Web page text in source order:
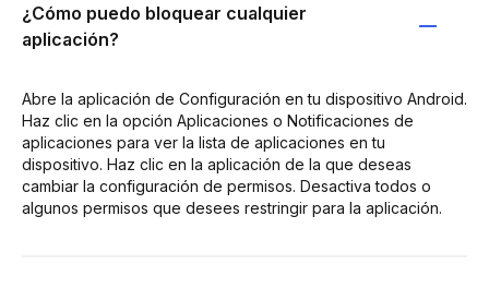
¿Cómo puedo bloquear cualquier
aplicación?
Abre la aplicación de Configuración en tu dispositivo Android.
Haz clic en la opción Aplicaciones o Notificaciones de
aplicaciones para ver la lista de aplicaciones en tu
dispositivo. Haz clic en la aplicación de la que deseas
cambiar la configuración de permisos. Desactiva todos o
algunos permisos que desees restringir para la aplicación.